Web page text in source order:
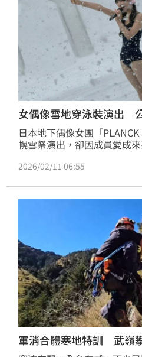
女偶像雪地穿泳裝演出
日本地下偶像女團「
幌雪祭演出，卻因成員愛成
關畫面在社群平台流傳後，外
注。
2026/02/11 06:55
軍消合體寒地特訓 武嶺